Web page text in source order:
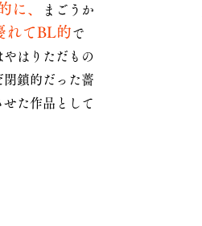
に、
まごうか
れてBL的で
やはりただもの
鎖的だった薔
た作品として